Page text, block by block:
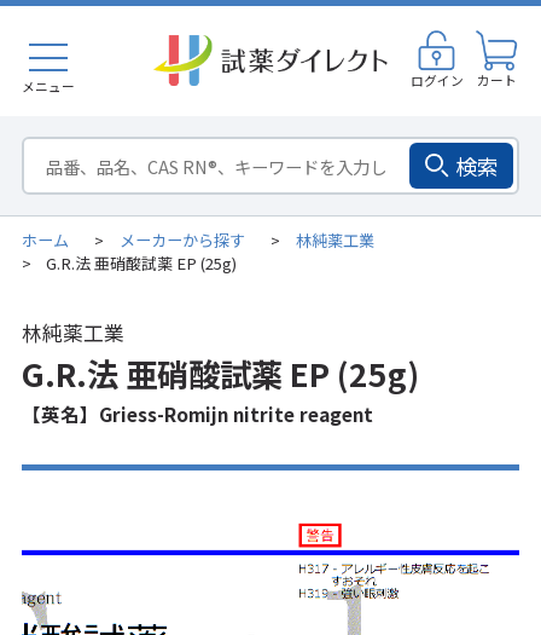
メニュー ログイン カート
検索
ホーム > メーカーから探す > 林純薬工業
> G.R.法 亜硝酸試薬 EP (25g)
林純薬工業
G.R.法 亜硝酸試薬 EP (25g)
【英名】Griess-Romijn nitrite reagent